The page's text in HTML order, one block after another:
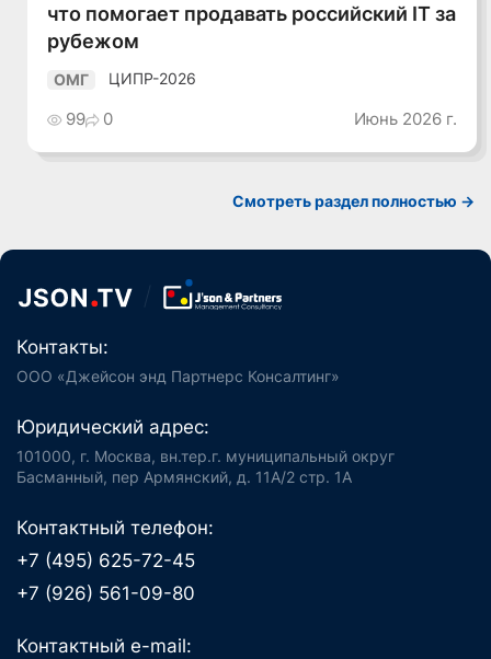
что помогает продавать российский IT за
рубежом
ОМГ ЦИПР-2026
99 0 Июнь 2026 г.
Смотреть раздел полностью ->
Контакты:
ООО «Джейсон энд Партнерс Консалтинг»
Юридический адрес:
101000, г. Москва, вн.тер.г. муниципальный округ
Басманный, пер Армянский, д. 11А/2 стр. 1А
Контактный телефон:
+7 (495) 625-72-45
+7 (926) 561-09-80
Контактный e-mail: